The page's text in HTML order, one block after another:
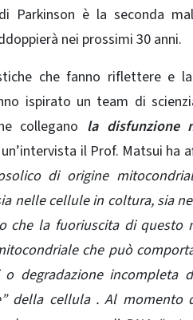
Parkinson è la seconda
nei prossimi 30 anni.
che fanno riflettere e
ispirato un team di
collegano la disfunzione
un’intervista il Prof. Matsui
di origine
nelle cellule in coltura, sia
che la fuoriuscita di questo
che può
o degradazione incompleta
della cellula . Al momento